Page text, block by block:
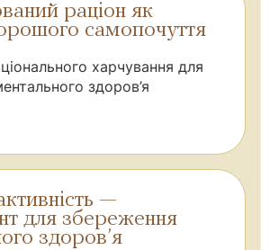
раціон як
самопочуття
харчування для
здоров’я
—
для збереження
здоров’я